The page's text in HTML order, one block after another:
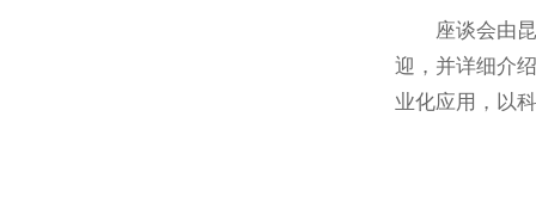
座谈会由
迎，并详细介
业化应用，以